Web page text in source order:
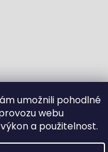
umožnili pohodlné
webu
a použitelnost.
byBōjka Studio,
)
práva vyhrazena.